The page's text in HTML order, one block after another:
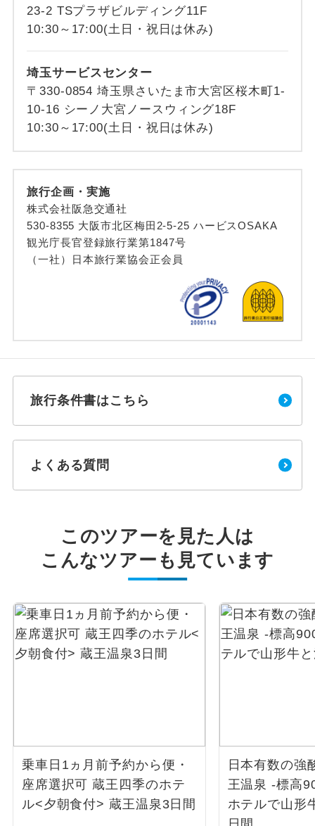
23-2 TSプラザビルディング11F
10:30～17:00(土日・祝日は休み)
埼玉サービスセンター
〒330-0854 埼玉県さいたま市大宮区桜木町1-
10-16 シーノ大宮ノースウィング18F
10:30～17:00(土日・祝日は休み)
旅行企画・実施
株式会社阪急交通社
530-8355 大阪市北区梅田2-5-25 ハービスOSAKA
観光庁長官登録旅行業第1847号
（一社）日本旅行業協会正会員
旅行条件書はこちら
よくある質問
このツアーを見た人は
こんなツアーも見ています
乗車日1ヵ月前予約から便・
座席選択可 蔵王四季のホテ
ル<夕朝食付> 蔵王温泉3日間
日本有数の強
王温泉 -標高
ホテルで山形